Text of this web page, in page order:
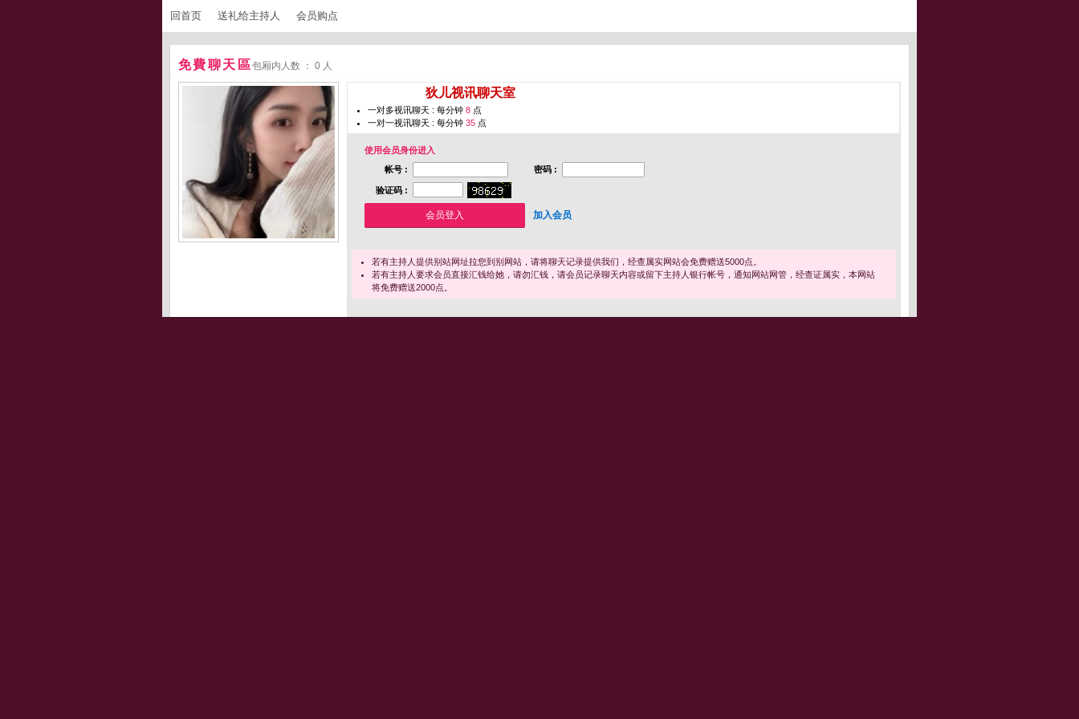
回首页 送礼给主持人 会员购点
免費聊天區包厢内人数 ： 0 人
狄儿视讯聊天室
一对多视讯聊天 : 每分钟 8 点
一对一视讯聊天 : 每分钟 35 点
使用会员身份进入
帐号 :
密码 :
验证码 :
加入会员
若有主持人提供别站网址拉您到别网站，请将聊天记录提供我们，经查属实网站会免费赠送5000点。
若有主持人要求会员直接汇钱给她，请勿汇钱，请会员记录聊天内容或留下主持人银行帐号，通知网站网管，经查证属实，本网站
将免费赠送2000点。